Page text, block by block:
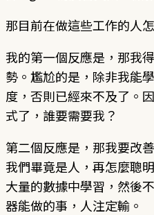
那目前在做這些工作的人
我的第一個反應是，那我
勢。尷尬的是，除非我能
度，否則已經來不及了。
式了，誰要需要我？
第二個反應是，那我要改
我們畢竟是人，再怎麼聰
大量的數據中學習，然後
器能做的事，人注定輸。